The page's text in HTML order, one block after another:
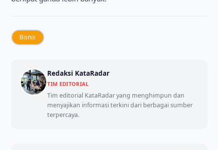
Bisnis
Redaksi KataRadar
TIM EDITORIAL
Tim editorial KataRadar yang menghimpun dan
menyajikan informasi terkini dari berbagai sumber
terpercaya.